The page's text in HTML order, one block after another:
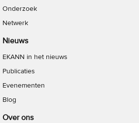
Onderzoek
Netwerk
Nieuws
EKANN in het nieuws
Publicaties
Evenementen
Blog
Over ons